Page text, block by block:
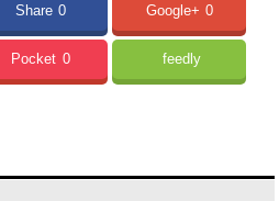
Share 0 Google+ 0
Pocket 0 feedly